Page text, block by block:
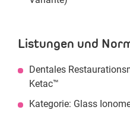
Listungen und
Dentales
Ketac™
Kategorie: Glass